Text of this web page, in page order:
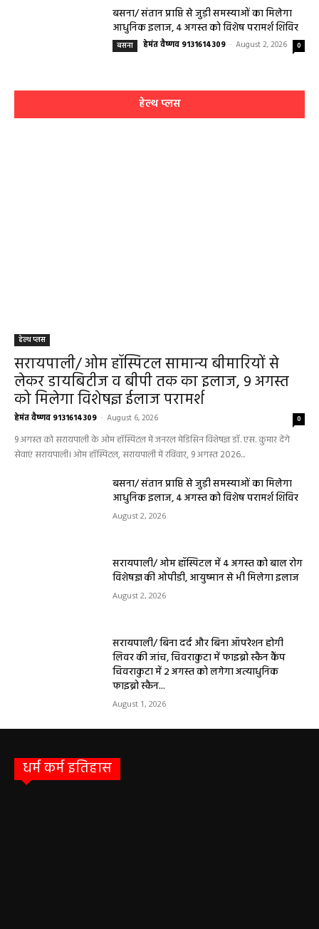
बसना/ संतान प्राप्ति से जुड़ी समस्याओं का मिलेगा
आधुनिक इलाज, 4 अगस्त को विशेष परामर्श शिविर
बसना हेमंत वैष्णव 9131614309 - August 2, 2026 0
हेल्थ प्लस
हेल्थ प्लस
सरायपाली/ ओम हॉस्पिटल सामान्य बीमारियों से
लेकर डायबिटीज व बीपी तक का इलाज, 9 अगस्त
को मिलेगा विशेषज्ञ ईलाज परामर्श
हेमंत वैष्णव 9131614309 - August 6, 2026 0
9 अगस्त को सरायपाली के ओम हॉस्पिटल में जनरल मेडिसिन विशेषज्ञ डॉ. एस. कुमार देंगे
सेवाएं सरायपाली। ओम हॉस्पिटल, सरायपाली में रविवार, 9 अगस्त 2026...
बसना/ संतान प्राप्ति से जुड़ी समस्याओं का मिलेगा
आधुनिक इलाज, 4 अगस्त को विशेष परामर्श शिविर
August 2, 2026
सरायपाली/ ओम हॉस्पिटल में 4 अगस्त को बाल रोग
विशेषज्ञ की ओपीडी, आयुष्मान से भी मिलेगा इलाज
August 2, 2026
सरायपाली/ बिना दर्द और बिना ऑपरेशन होगी
लिवर की जांच, चिवराकुटा में फाइब्रो स्कैन कैंप
चिवराकुटा में 2 अगस्त को लगेगा अत्याधुनिक
फाइब्रो स्कैन...
August 1, 2026
धर्म कर्म इतिहास